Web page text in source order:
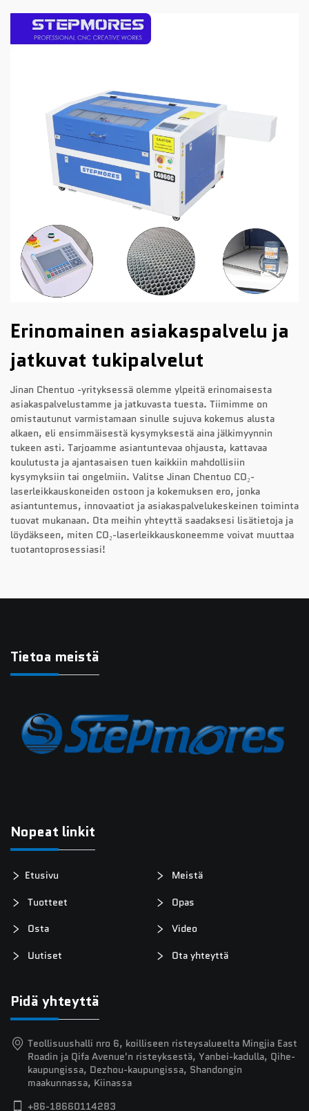
Erinomainen asiakaspalvelu ja
jatkuvat tukipalvelut
Jinan Chentuo -yrityksessä olemme ylpeitä erinomaisesta
asiakaspalvelustamme ja jatkuvasta tuesta. Tiimimme on
omistautunut varmistamaan sinulle sujuva kokemus alusta
alkaen, eli ensimmäisestä kysymyksestä aina jälkimyynnin
tukeen asti. Tarjoamme asiantuntevaa ohjausta, kattavaa
koulutusta ja ajantasaisen tuen kaikkiin mahdollisiin
kysymyksiin tai ongelmiin. Valitse Jinan Chentuo CO₂-
laserleikkauskoneiden ostoon ja kokemuksen ero, jonka
asiantuntemus, innovaatiot ja asiakaspalvelukeskeinen toiminta
tuovat mukanaan. Ota meihin yhteyttä saadaksesi lisätietoja ja
löydäkseen, miten CO₂-laserleikkauskoneemme voivat muuttaa
tuotantoprosessiasi!
Tietoa meistä
Nopeat linkit
Etusivu
Meistä
Tuotteet
Opas
Osta
Video
Uutiset
Ota yhteyttä
Pidä yhteyttä
Teollisuushalli nro 6, koilliseen risteysalueelta Mingjia East
Roadin ja Qifa Avenue'n risteyksestä, Yanbei-kadulla, Qihe-
kaupungissa, Dezhou-kaupungissa, Shandongin
maakunnassa, Kiinassa
+86-18660114283